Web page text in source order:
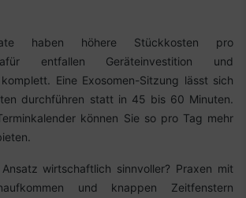
haben höhere Stückkosten pro
entfallen Geräteinvestition und
Eine Exosomen-Sitzung lässt sich
durchführen statt in 45 bis 60 Minuten.
können Sie so pro Tag mehr
wirtschaftlich sinnvoller? Praxen mit
und knappen Zeitfenstern